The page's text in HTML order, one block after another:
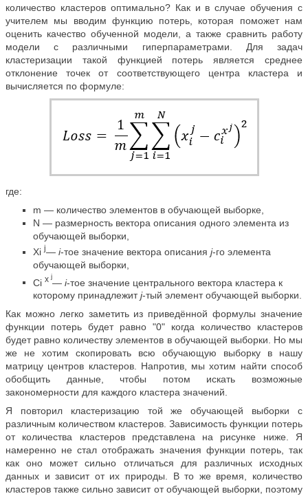
количество кластеров оптимально? Как и в случае обучения с
учителем мы вводим функцию потерь, которая поможет нам
оценить качество обученной модели, а также сравнить работу
модели с различными гиперпараметрами. Для задач
кластеризации такой функцией потерь является среднее
отклонение точек от соответствующего центра кластера и
вычисляется по формуле:
где:
m — количество элементов в обучающей выборке,
N — размерность вектора описания одного элемента из
обучающей выборки,
Xij— i-тое значение вектора описания j-го элемента
обучающей выборки,
Ci xj
— i-тое значение центрального вектора кластера к
которому принадлежитj-тый элемент обучающей выборки.
Как можно легко заметить из приведённой формулы значение
функции потерь будет равно "0" когда количество кластеров
будет равно количеству элементов в обучающей выборки. Но мы
же не хотим скопировать всю обучающую выборку в нашу
матрицу центров кластеров. Напротив, мы хотим найти способ
обобщить данные, чтобы потом искать возможные
закономерности для каждого кластера значений.
Я повторил кластеризацию той же обучающей выборки с
различным количеством кластеров. Зависимость функции потерь
от количества кластеров представлена на рисунке ниже. Я
намеренно не стал отображать значения функции потерь, так
как оно может сильно отличаться для различных исходных
данных и зависит от их природы. В то же время, количество
кластеров также сильно зависит от обучающей выборки, поэтому